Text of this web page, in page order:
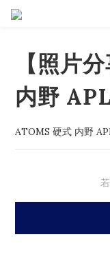
【照片
内野
ATOMS 硬式 内野